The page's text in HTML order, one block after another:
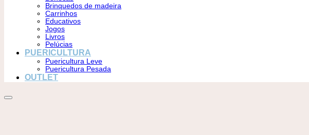
Brinquedos de madeira
Carrinhos
Educativos
Jogos
Livros
Pelúcias
PUERICULTURA
Puericultura Leve
Puericultura Pesada
OUTLET